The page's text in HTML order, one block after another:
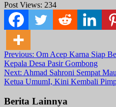
Post Views: 234
Post
navigation
Previous: Om Acep Karna Siap
Kepala Desa Pasir Gombong
Next: Ahmad Sahroni Sempat
Ketua UmumI, Kini Kembali
Berita Lainnya